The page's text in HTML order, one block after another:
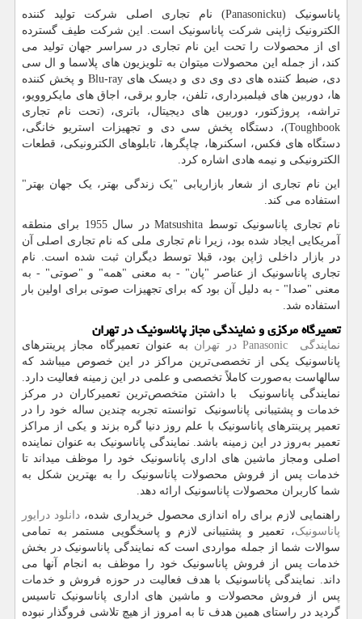
پاناسونیک (Panasonicku) نام تجاری اصلی شرکت تولید کننده
الکترونیک ژاپنی شرکت پاناسونیک است. این شرکت طیف گسترده
ای از محصولات را تحت این نام تجاری در سراسر جهان تولید می
کند، از جمله این محصولات میتوان به تلویزیون های پلاسما و ال سی
دی، ضبط کننده های دی وی دی و دیسک های Blu-rayو پخش کننده
ها، دوربین های فیلمبرداری، تلفن، جارو برقی، اجاق های مایکروویو،
تراشه، پروژکتور، دوربین های دیجیتال، باتری، (تحت نام تجاری
Toughbook)، دستگاه پخش سی دی و تجهیزات استریو خانگی،
دستگاه های فکس، اسکنرها، چاپگرها، تابلوهای الکترونیکی، قطعات
الکترونیکی و نیمه هادی اشاره کرد.
این نام تجاری از شعار بازاریابی "یک زندگی بهتر، یک جهان بهتر"
استفاده می کند.
نام تجاری پاناسونیک توسط Matsushita
در سال 1955 برای منطقه
آمریکایی ایجاد شده بود، زیرا نام تجاری ملی که نام تجاری اصلی آن
در بازار داخلی ژاپن بود، قبلا توسط دیگران ثبت شده است. نام
تجاری پاناسونیک از عناصر "پان" - به معنی "همه" و "صوتی" - به
معنی "صدا" - به دلیل آن بود که برای تجهیزات صوتی برای اولین بار
استفاده شد.
تعمیرگاه مرکزی و نمایندگی مجاز پاناسونیک در تهران
نمایندگی Panasonicدر تهران به عنوان تعمیرگاه مجاز پرینترهای
پاناسونیک یکی از تخصصی‌ترین مراکز در این خصوص میباشد که
سالهاست به‌صورت کاملاً تخصصی و علمی در این زمینه فعالیت دارد.
نمایندگی پاناسونیک با داشتن متخصص‌ترین تعمیرکاران در مرکز
خدمات و پشتیبانی پاناسونیک توانسته‌ تجربه چندین ساله خود را در
تعمیر پرینترهای پاناسونیک با علم روز دنیا گره بزند و یکی از مراکز
تعمیر به‌روز در این زمینه باشد. نمایندگی پاناسونیک به عنوان نماینده
اصلی ومجاز ماشین های اداری پاناسونیک خود را موظف میداند تا
خدمات پس از فروش محصولات پاناسونیک را به بهترین شکل به
شما کاربران محصولات پاناسونیک ارائه دهد.
راهنمایی لازم برای راه اندازی محصول خریداری شده،دانلود درایور
پاناسونیک، تعمیر و پشتیبانی لازم و پاسخگویی مستمر به تمامی
سوالات شما از جمله مواردی است که نمایندگی پاناسونیک در بخش
خدمات پس از فروش پاناسونیک خود را موظف به انجام آنها می
داند. نمایندگی پاناسونیک با هدف فعالیت در حوزه فروش و خدمات
پس از فروش محصولات و ماشین های اداری پاناسونیک تاسیس
گردید در راستای همین هدف تا به امروز از هیچ تلاشی فروگذار نبوده